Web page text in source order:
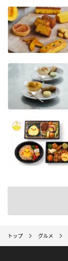
トップ グルメ